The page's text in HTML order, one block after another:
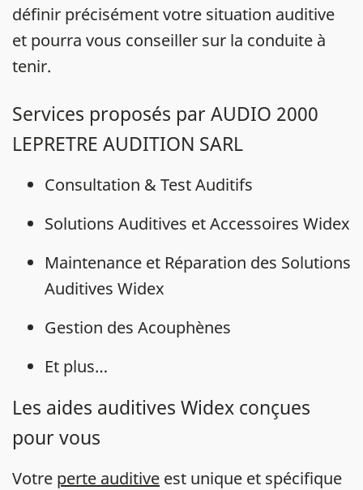
définir précisément votre situation auditive
et pourra vous conseiller sur la conduite à
tenir.
Services proposés par AUDIO 2000
LEPRETRE AUDITION SARL
Consultation & Test Auditifs
Solutions Auditives et Accessoires Widex
Maintenance et Réparation des Solutions
Auditives Widex
Gestion des Acouphènes
Et plus…
Les aides auditives Widex conçues
pour vous
Votre perte auditive est unique et spécifique